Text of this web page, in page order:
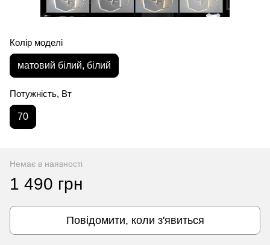
Колір моделі
матовий білий, білий
Потужність, Вт
70
Немає в наявності
1 490 грн
Повідомити, коли з'явиться